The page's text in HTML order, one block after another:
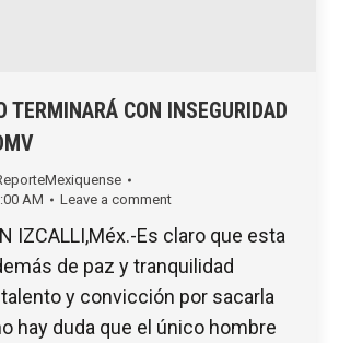
TERMINARÁ CON INSEGURIDAD
AM
Leave a comment
IZCALLI,Méx.-Es claro que esta
de paz y tranquilidad
y convicción por sacarla
hay duda que el único hombre